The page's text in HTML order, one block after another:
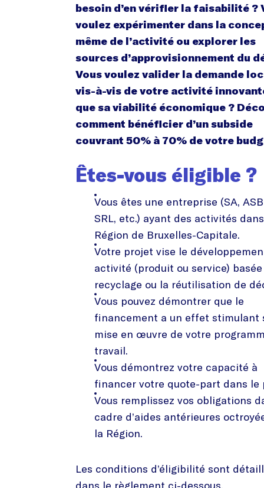
besoin d’en vérifier la faisabilité ?
voulez expérimenter dans la
même de l’activité ou explorer les
sources d’approvisionnement du
Vous voulez valider la demande
vis-à-vis de votre activité
que sa viabilité économique ?
comment bénéficier d’un subside
couvrant 50% à 70% de votre
Êtes-vous éligible ?
Vous êtes une entreprise (SA,
SRL, etc.) ayant des activités
Région de Bruxelles-Capitale.
Votre projet vise le
activité (produit ou service)
recyclage ou la réutilisation de
Vous pouvez démontrer que le
financement a un effet stimulant
mise en œuvre de votre
travail.
Vous démontrez votre capacité à
financer votre quote-part dans le
Vous remplissez vos obligations
cadre d’aides antérieures
la Région.
Les conditions d’éligibilité sont
dans le règlement ci-dessous.